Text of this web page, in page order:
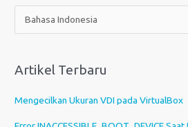
h
b
Artikel Terbaru
Mengecilkan Ukuran VDI pada VirtualBox